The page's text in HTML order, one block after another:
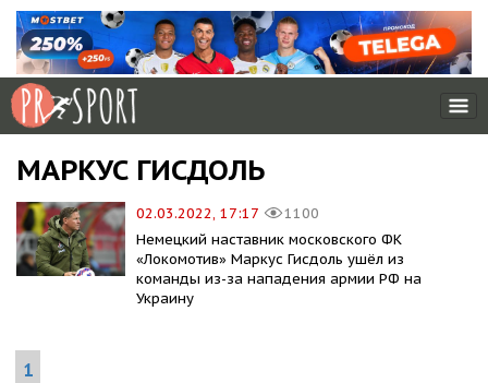
МАРКУС ГИСДОЛЬ
02.03.2022, 17:17
1100
Немецкий наставник московского ФК
«Локомотив» Маркус Гисдоль ушёл из
команды из-за нападения армии РФ на
Украину
1